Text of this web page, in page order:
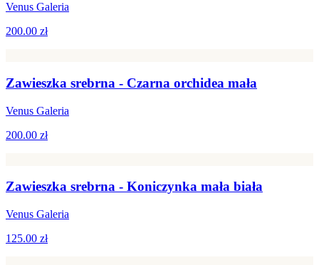
Venus Galeria
200.00 zł
Zawieszka srebrna - Czarna orchidea mała
Venus Galeria
200.00 zł
Zawieszka srebrna - Koniczynka mała biała
Venus Galeria
125.00 zł